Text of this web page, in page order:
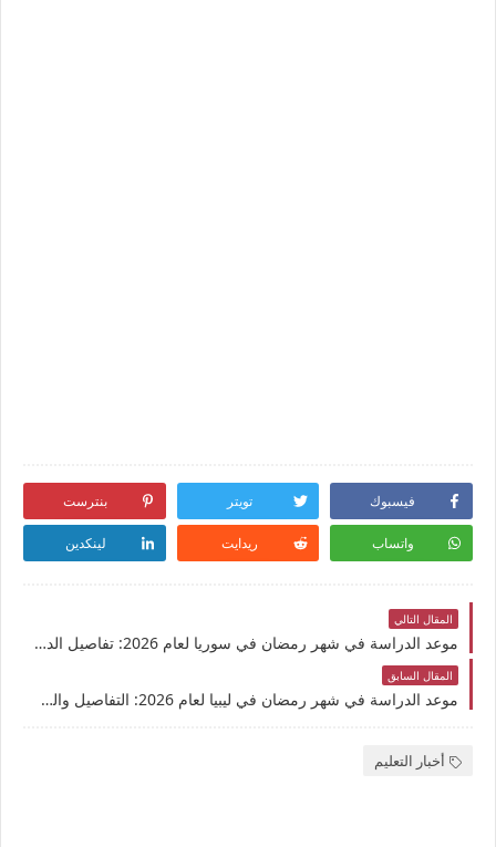
فيسبوك تويتر بنترست
واتساب ريدايت لينكدين
المقال التالي
موعد الدراسة في شهر رمضان في سوريا لعام 2026: تفاصيل الدوام والعطلات الرسمية
المقال السابق
موعد الدراسة في شهر رمضان في ليبيا لعام 2026: التفاصيل والجدول الزمني الرسمي
أخبار التعليم